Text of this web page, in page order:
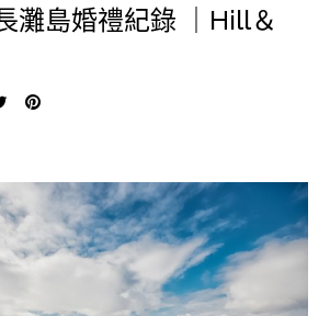
灘島婚禮紀錄 ｜Hill＆